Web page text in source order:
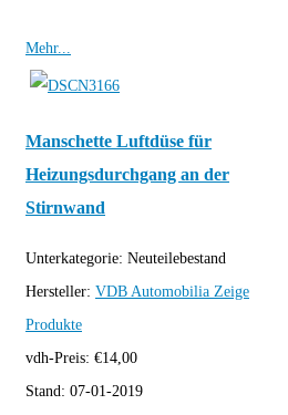
Mehr...
Manschette Luftdüse für
Heizungsdurchgang an der
Stirnwand
Unterkategorie: Neuteilebestand
Hersteller: VDB Automobilia Zeige
Produkte
vdh-Preis: €14,00
Stand: 07-01-2019